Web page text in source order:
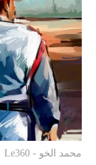
محمد الخو - Le360